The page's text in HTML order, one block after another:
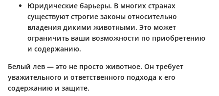
Юридические барьеры. В многих странах
существуют строгие законы относительно
владения дикими животными. Это может
ограничить ваши возможности по приобретению
и содержанию.
Белый лев — это не просто животное. Он требует
уважительного и ответственного подхода к его
содержанию и защите.